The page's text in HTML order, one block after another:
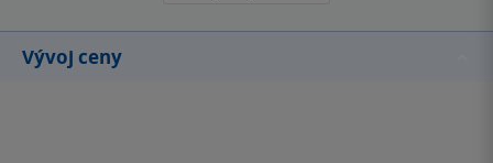
Vývoj ceny